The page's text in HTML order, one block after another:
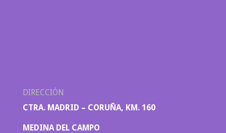
DIRECCIÓN
CTRA. MADRID – CORUÑA, KM. 160
MEDINA DEL CAMPO